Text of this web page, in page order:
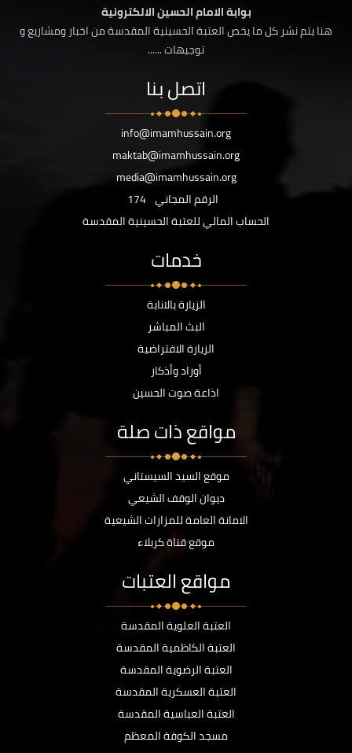
بوابة الامام الحسين الالكترونية
هنا يتم نشر كل ما يخص العتبة الحسينية المقدسة من اخبار ومشاريع و
توجيهات ......
اتصل بنا
info@imamhussain.org
maktab@imamhussain.org
media@imamhussain.org
الرقم المجاني 174
الحساب المالي للعتبة الحسينية المقدسة
خدمات
الزيارة بالانابة
البث المباشر
الزيارة الافتراضية
أوراد وأذكار
اذاعة صوت الحسين
مواقع ذات صلة
موقع السيد السيستاني
ديوان الوقف الشيعي
الامانة العامة للمزارات الشيعية
موقع قناة كربلاء
مواقع العتبات
العتبة العلوية المقدسة
العتبة الكاظمية المقدسة
العتبة الرضوية المقدسة
العتبة العسكرية المقدسة
العتبة العباسية المقدسة
مسجد الكوفة المعظم